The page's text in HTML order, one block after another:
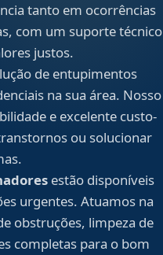
tanto em ocorrências
com um suporte técnico
justos.
de entupimentos
na sua área. Nosso
e excelente custo-
ou solucionar
estão disponíveis
urgentes. Atuamos na
obstruções, limpeza de
completas para o bom